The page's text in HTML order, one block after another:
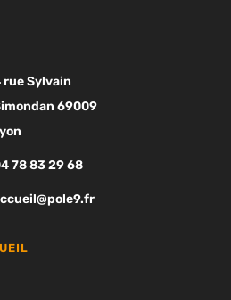
rue Sylvain
69009
78 83 29 68